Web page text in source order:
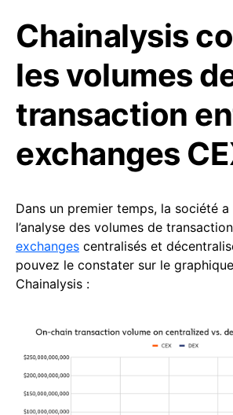
Chainalysis
les volumes
transaction
exchanges
Dans un premier temps, la société
l’analyse des volumes de
exchanges centralisés et
pouvez le constater sur le
Chainalysis :